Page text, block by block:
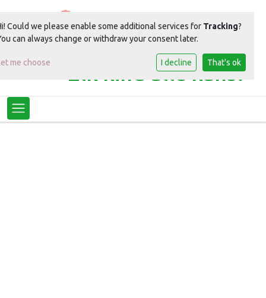
Elk kind alle kans!
Toggle navigation
Could we please enable some additional services for Tracking?
can always change or withdraw your consent later.
me choose I decline That's ok